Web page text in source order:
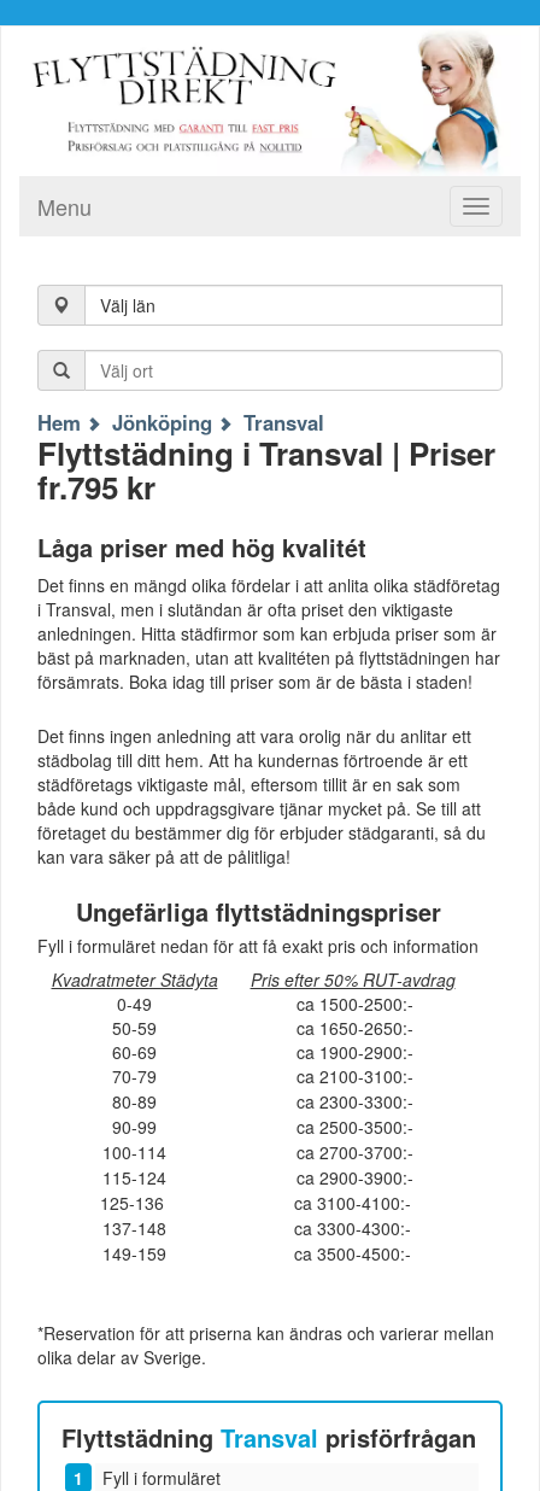
Toggle
Menu
Välj län
Hem Jönköping Transval
Flyttstädning i Transval | Priser
fr.795 kr
Låga priser med hög kvalitét
Det finns en mängd olika fördelar i att anlita olika städföretag
i Transval, men i slutändan är ofta priset den viktigaste
anledningen. Hitta städfirmor som kan erbjuda priser som är
bäst på marknaden, utan att kvalitéten på flyttstädningen har
försämrats. Boka idag till priser som är de bästa i staden!
Det finns ingen anledning att vara orolig när du anlitar ett
städbolag till ditt hem. Att ha kundernas förtroende är ett
städföretags viktigaste mål, eftersom tillit är en sak som
både kund och uppdragsgivare tjänar mycket på. Se till att
företaget du bestämmer dig för erbjuder städgaranti, så du
kan vara säker på att de pålitliga!
Ungefärliga flyttstädningspriser
Fyll i formuläret nedan för att få exakt pris och information
Kvadratmeter Städyta
Pris efter 50% RUT-avdrag
0-49
ca 1500-2500:-
50-59
ca 1650-2650:-
60-69
ca 1900-2900:-
70-79
ca 2100-3100:-
80-89
ca 2300-3300:-
90-99
ca 2500-3500:-
100-114
ca 2700-3700:-
115-124
ca 2900-3900:-
125-136
ca 3100-4100:-
137-148
ca 3300-4300:-
149-159
ca 3500-4500:-
*Reservation för att priserna kan ändras och varierar mellan
olika delar av Sverige.
FlyttstädningTransval prisförfrågan
Fyll i formuläret